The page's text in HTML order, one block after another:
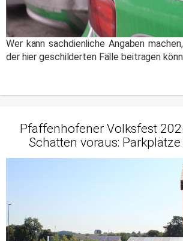
Wer kann sachdienliche Angaben
der hier geschilderten Fälle beitragen
Pfaffenhofener Volksfest
Schatten voraus: